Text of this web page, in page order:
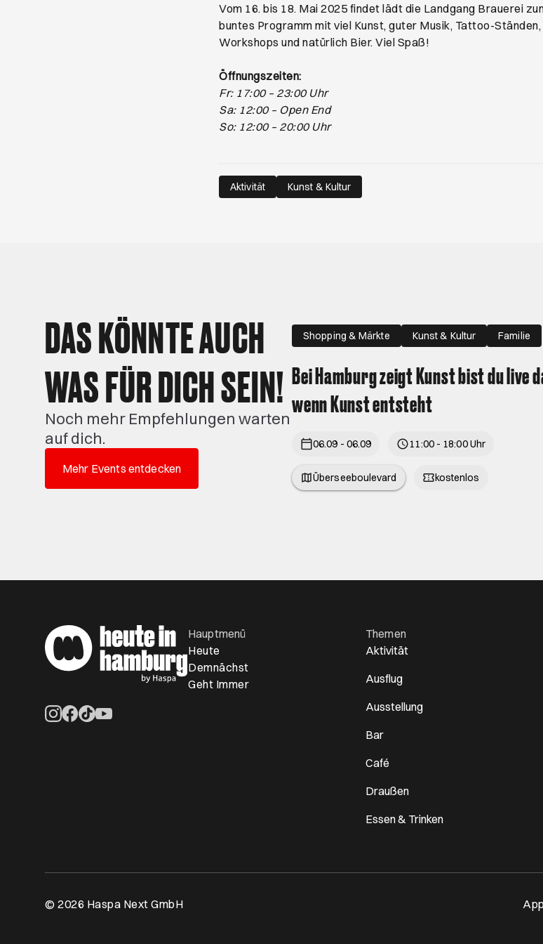
Vom 16. bis 18. Mai 2025 findet lädt die Landgang Brauerei
buntes Programm mit viel Kunst, guter Musik, Tattoo-
Workshops und natürlich Bier. Viel Spaß!
Öffnungszeiten:
Fr: 17:00 – 23:00 Uhr
Sa: 12:00 – Open End
So: 12:00 – 20:00 Uhr
Aktivität Kunst & Kultur
DAS KÖNNTE AUCH
WAS FÜR DICH SEIN!
Noch mehr Empfehlungen warten
auf dich.
Mehr Events entdecken
Shopping & Märkte Kunst & Kultur Familie
Bei Hamburg zeigt Kunst bist du live
wenn Kunst entsteht
06.09 - 06.09 11:00 - 18:00 Uhr
Überseeboulevard kostenlos
Hauptmenü
Heute
Demnächst
Geht Immer
Themen
Aktivität
Ausflug
Ausstellung
Bar
Café
Draußen
Essen & Trinken
© 2026 Haspa Next GmbH App